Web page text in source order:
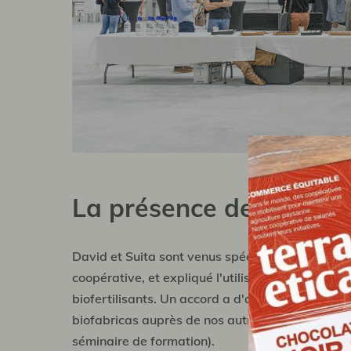
La présence de David
David et Suita sont venus spécialement du
coopérative, et expliqué l'utilisation des
biofertilisants. Un accord a d'ailleurs été signé
biofabricas auprès de nos autres
séminaire de formation).